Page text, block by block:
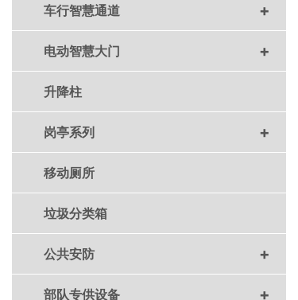
车行智慧通道 +
电动智慧大门 +
升降柱
岗亭系列 +
移动厕所
垃圾分类箱
公共安防 +
部队专供设备 +